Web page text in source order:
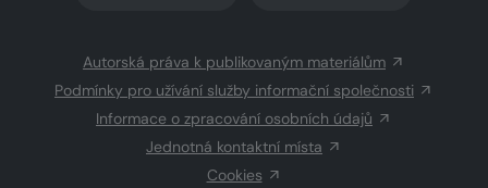
Autorská práva k publikovaným materiálům
Podmínky pro užívání služby informační společnosti
Informace o zpracování osobních údajů
Jednotná kontaktní místa
Cookies